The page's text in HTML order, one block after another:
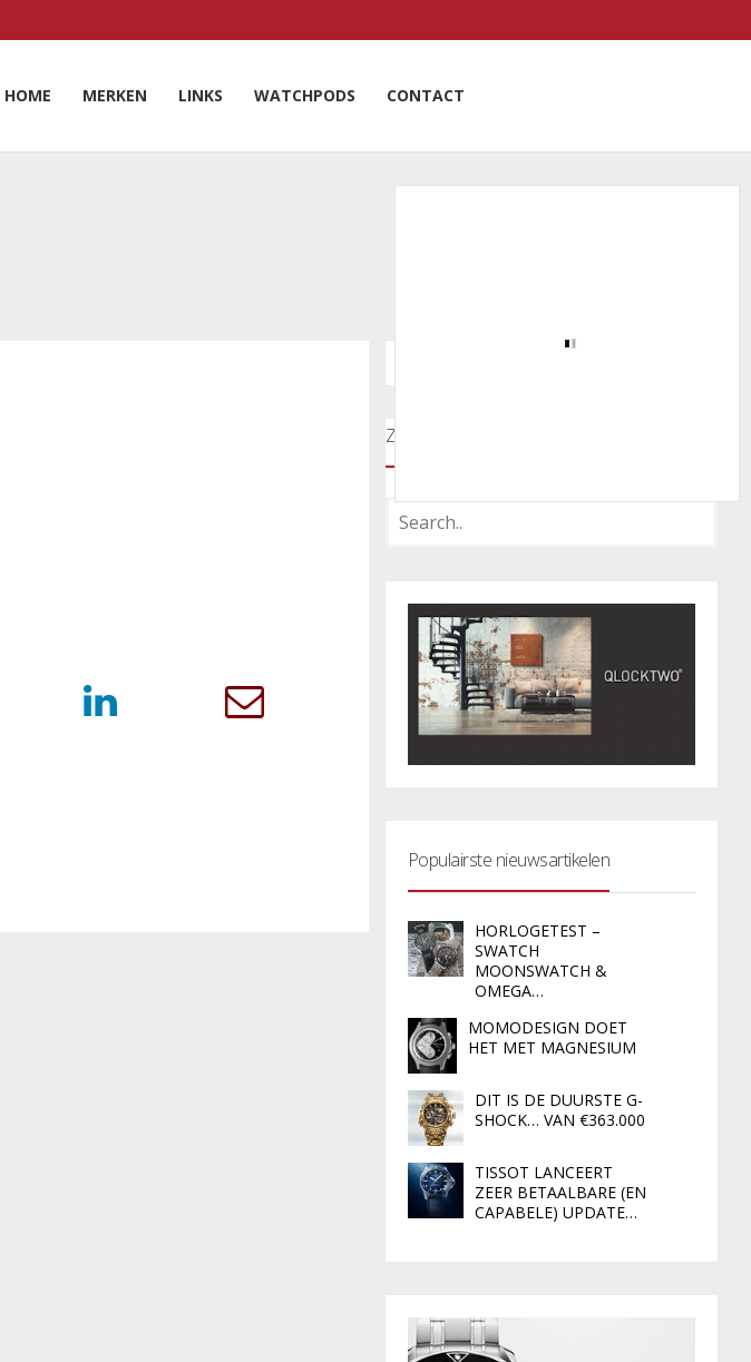
HOME MERKEN LINKS WATCHPODS CONTACT
Zoeken door onze nieuwsartikelen
Populairste nieuwsartikelen
HORLOGETEST –
SWATCH
MOONSWATCH &
OMEGA…
MOMODESIGN DOET
HET MET MAGNESIUM
DIT IS DE DUURSTE G-
SHOCK… VAN €363.000
TISSOT LANCEERT
ZEER BETAALBARE (EN
CAPABELE) UPDATE…